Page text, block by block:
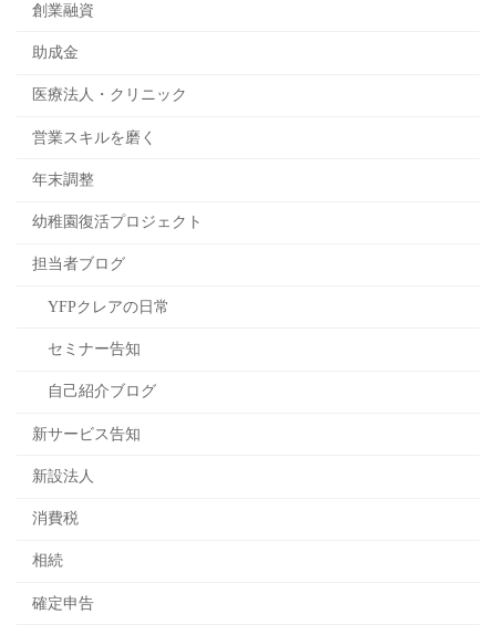
創業融資
助成金
医療法人・クリニック
営業スキルを磨く
年末調整
幼稚園復活プロジェクト
担当者ブログ
YFPクレアの日常
セミナー告知
自己紹介ブログ
新サービス告知
新設法人
消費税
相続
確定申告